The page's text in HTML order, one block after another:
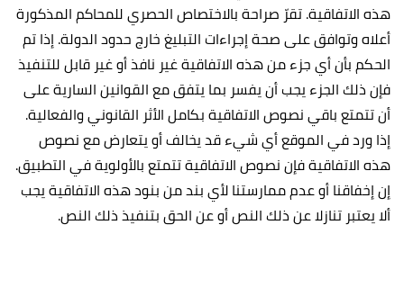
هذه الاتفاقية. تقرّ صراحة بالاختصاص الحصري للمحاكم المذكورة
أعلاه وتوافق على صحة إجراءات التبليغ خارج حدود الدولة. إذا تم
الحكم بأن أي جزء من هذه الاتفاقية غير نافذ أو غير قابل للتنفيذ
فإن ذلك الجزء يجب أن يفسر بما يتفق مع القوانين السارية على
أن تتمتع باقي نصوص الاتفاقية بكامل الأثر القانوني والفعالية.
إذا ورد في الموقع أي شيء قد يخالف أو يتعارض مع نصوص
هذه الاتفاقية فإن نصوص الاتفاقية تتمتع بالأولوية في التطبيق.
إن إخفاقنا أو عدم ممارستنا لأي بند من بنود هذه الاتفاقية يجب
ألا يعتبر تنازلا عن ذلك النص أو عن الحق بتنفيذ ذلك النص.